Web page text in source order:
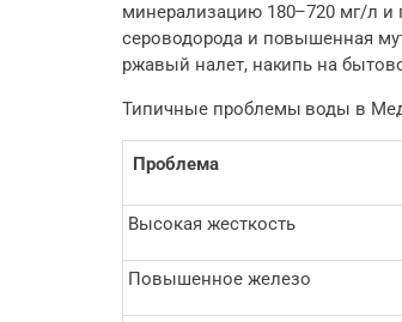
минерализацию 180–720 мг/л и
сероводорода и повышенная
ржавый налет, накипь на
Типичные проблемы воды в
Проблема
Высокая жесткость
Повышенное железо